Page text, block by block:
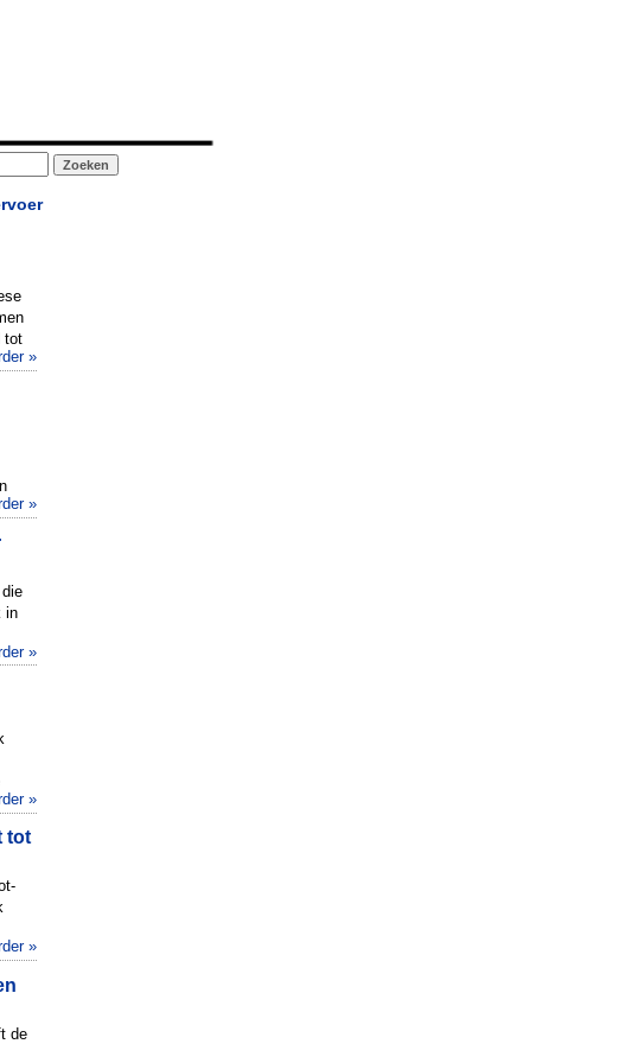
tot
»
»
in
»
»
tot
»
de